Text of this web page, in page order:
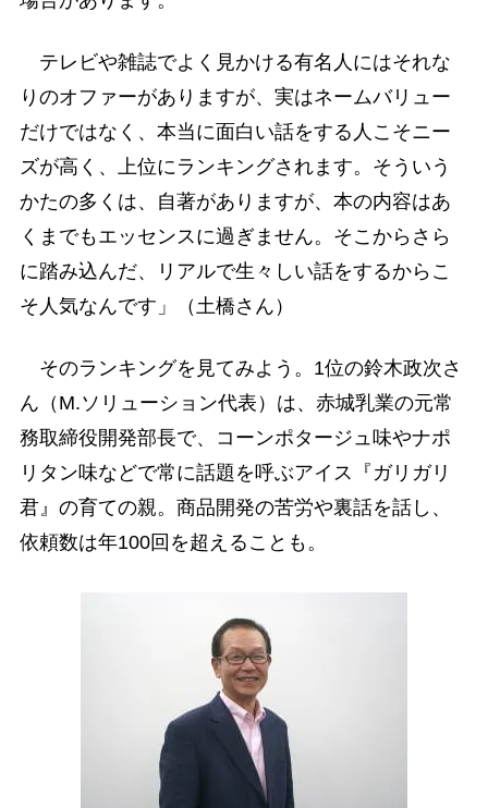
テレビや雑誌でよく見かける有名人にはそれな
りのオファーがありますが、実はネームバリュー
だけではなく、本当に面白い話をする人こそニー
ズが高く、上位にランキングされます。そういう
かたの多くは、自著がありますが、本の内容はあ
くまでもエッセンスに過ぎません。そこからさら
に踏み込んだ、リアルで生々しい話をするからこ
そ人気なんです」（土橋さん）
そのランキングを見てみよう。1位の鈴木政次さ
ん（M.ソリューション代表）は、赤城乳業の元常
務取締役開発部長で、コーンポタージュ味やナポ
リタン味などで常に話題を呼ぶアイス『ガリガリ
君』の育ての親。商品開発の苦労や裏話を話し、
依頼数は年100回を超えることも。